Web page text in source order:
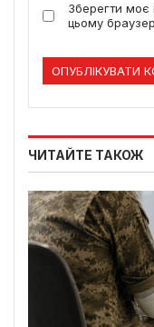
Зберегти моє
цьому
ЧИТАЙТЕ ТАКОЖ